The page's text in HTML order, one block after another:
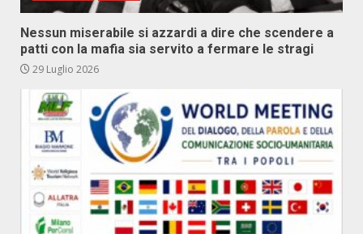
Nessun miserabile si azzardi a dire che scendere a
patti con la mafia sia servito a fermare le stragi
29 Luglio 2026